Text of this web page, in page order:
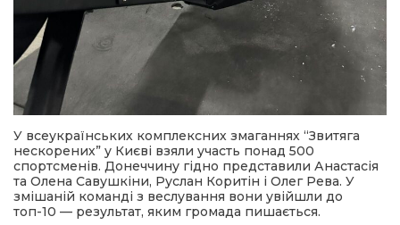
У всеукраїнських комплексних змаганнях “Звитяга
нескорених” у Києві взяли участь понад 500
спортсменів. Донеччину гідно представили Анастасія
та Олена Савушкіни, Руслан Коритін і Олег Рева. У
змішаній команді з веслування вони увійшли до
топ-10 — результат, яким громада пишається.